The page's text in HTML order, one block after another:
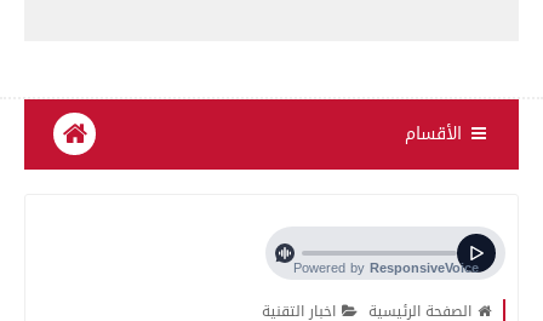
الأقسام
الصفحة الرئيسية اخبار التقنية